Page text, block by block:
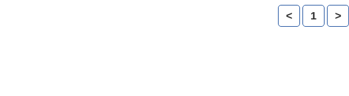
民眾能夠居家保健。
< 1 >